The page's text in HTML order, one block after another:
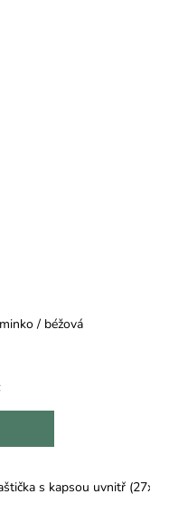
/ béžová
s kapsou uvnitř